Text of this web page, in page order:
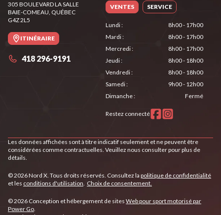
305 BOULEVARD LA SALLE
BAIE-COMEAU, QUÉBEC
G4Z 2L5
ITINÉRAIRE
418 296-9191
VENTES SERVICE
Lundi:
8h00 - 17h00
Mardi:
8h00 - 17h00
Mercredi:
8h00 - 17h00
Jeudi:
8h00 - 18h00
Vendredi:
8h00 - 18h00
Samedi:
9h00 - 12h00
Dimanche: Fermé
Restez connecté
Les données affichées sont à titre indicatif seulement et ne peuvent être
considérées comme contractuelles. Veuillez nous consulter pour plus de
détails.
© 2026 Nord X. Tous droits réservés. Consultez la politique de confidentialité
et les conditions d'utilisation. Choix de consentement.
© 2026 Conception et hébergement de sites Web pour sport motorisé par
Power Go.